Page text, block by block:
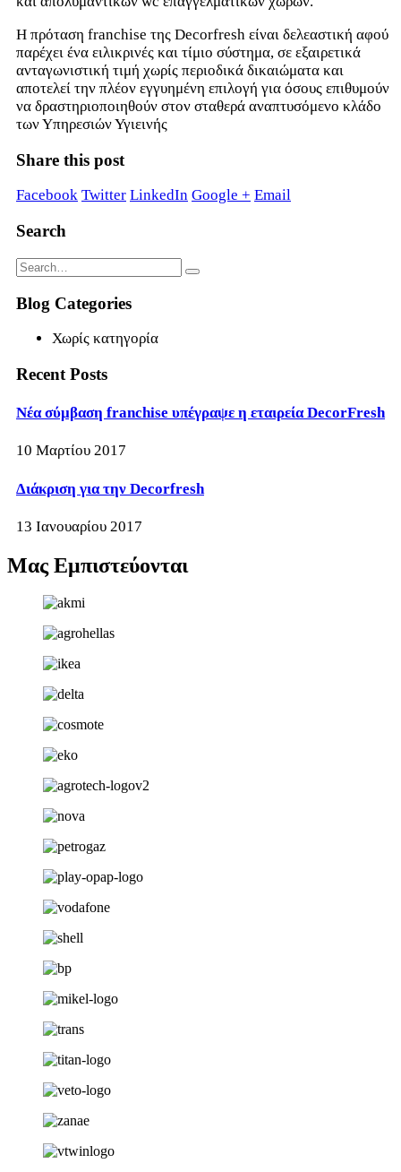
Η πρόταση franchise της Decorfresh είναι δελεαστική αφού
παρέχει ένα ειλικρινές και τίμιο σύστημα, σε εξαιρετικά
ανταγωνιστική τιμή χωρίς περιοδικά δικαιώματα και
αποτελεί την πλέον εγγυημένη επιλογή για όσους επιθυμούν
να δραστηριοποιηθούν στον σταθερά αναπτυσόμενο κλάδο
των Υπηρεσιών Υγιεινής
Share this post
Facebook Twitter LinkedIn Google + Email
Search
Blog Categories
Χωρίς κατηγορία
Recent Posts
Νέα σύμβαση franchise υπέγραψε η εταιρεία DecorFresh
10 Μαρτίου 2017
Διάκριση για την Decorfresh
13 Ιανουαρίου 2017
Μας Εμπιστεύονται